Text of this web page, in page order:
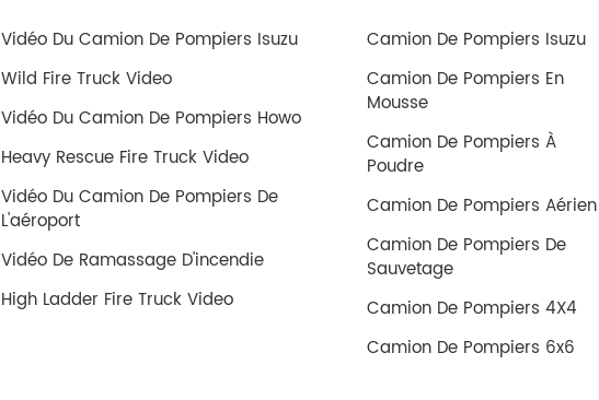
Vidéo Du Camion De Pompiers Isuzu
Wild Fire Truck Video
Vidéo Du Camion De Pompiers Howo
Heavy Rescue Fire Truck Video
Vidéo Du Camion De Pompiers De
L'aéroport
Vidéo De Ramassage D'incendie
High Ladder Fire Truck Video
Camion De Pompiers Isuzu
Camion De Pompiers En
Mousse
Camion De Pompiers À
Poudre
Camion De Pompiers Aérien
Camion De Pompiers De
Sauvetage
Camion De Pompiers 4X4
Camion De Pompiers 6x6